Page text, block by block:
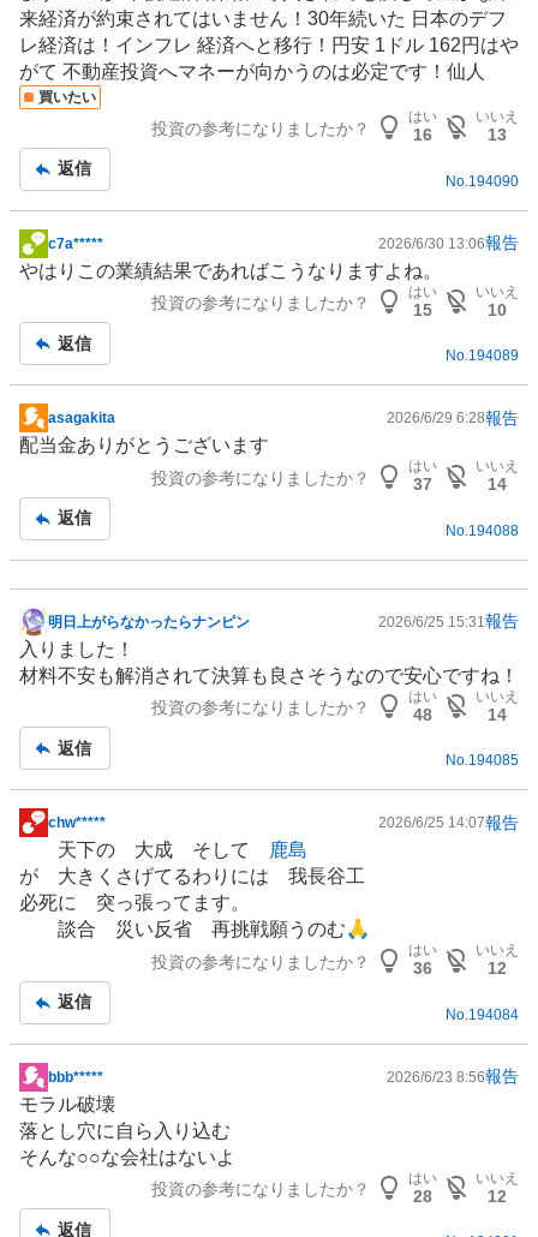
来経済が約束されてはいません！30年続いた 日本のデフ
レ経済は！インフレ 経済へと移行！円安 1ドル 162円はや
がて 不動産投資へマネーが向かうのは必定です！仙人
買いたい
投資の参考になりましたか？
はい
16
いいえ
13
返信
No. 194090
掲
示
事
c7a***** 2026/6/30 13:06報告
やはりこの業績結果であればこうなりますよね。
投資の参考になりましたか？
はい
15
いいえ
10
返信
No.194089
掲
示
事
asagakita 2026/6/29 6:28報告
配当金ありがとうございます
投資の参考になりましたか？
はい
37
いいえ
14
返信
No. 194088
掲
示
板
明日上がらなかったらナンピン 2026/6/25 15:31 報告
入りました！
材料不安も解消されて決算も良さそうなので安心ですね！
投資の参考になりましたか？
はい
48
いいえ
14
返信
No.194085
掲
板
記
chw***** 2026/6/25 14:07報告
天下の 大成 そして
鹿島
が 大きくさげてるわりには 我長谷工
必死に 突っ張ってます。
談合 災い反省 再挑戦願うのむ🙏
投資の参考になりましたか？
はい
36
いいえ
12
返信
No. 194084
掲
示
板
記
bbb***** 2026/6/23 8:56報告
モラル破壊
落とし穴に自ら入り込む
そんな○○な会社はないよ
投資の参考になりましたか？
はい
28
いいえ
12
返信